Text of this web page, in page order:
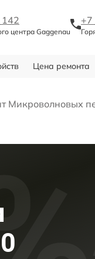
142
центра Gaggenau
Цена ремонта
Микроволновых